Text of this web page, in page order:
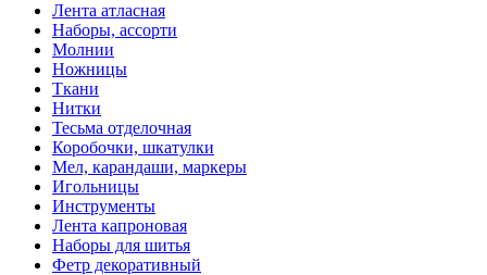
Лента атласная
Наборы, ассорти
Молнии
Ножницы
Ткани
Нитки
Тесьма отделочная
Коробочки, шкатулки
Мел, карандаши, маркеры
Игольницы
Инструменты
Лента капроновая
Наборы для шитья
Фетр декоративный